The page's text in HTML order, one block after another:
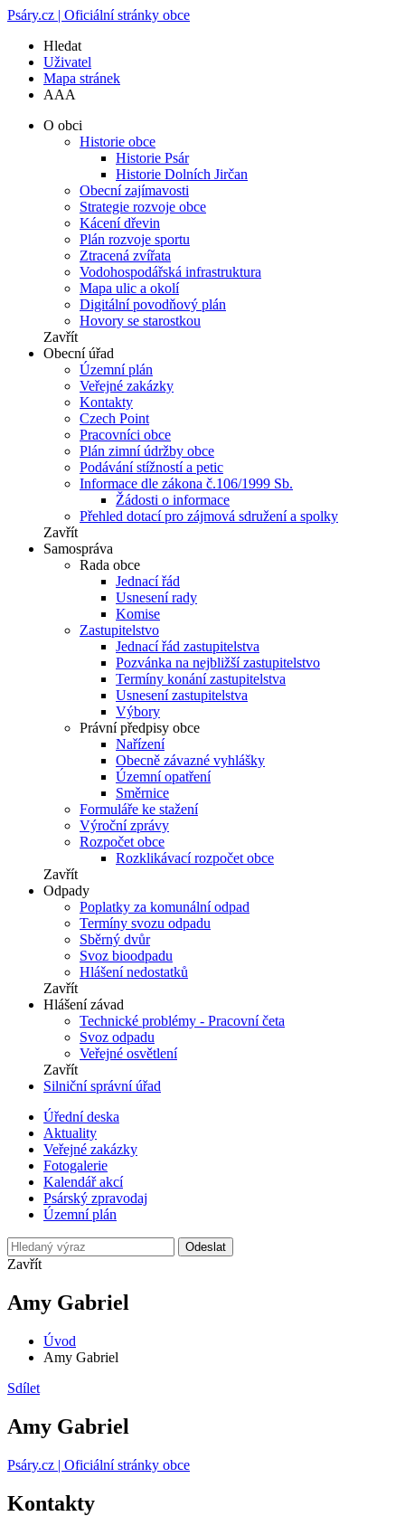
Psáry.cz | Oficiální stránky obce
Hledat
Uživatel
Mapa stránek
AAA
O obci
Historie obce
Historie Psár
Historie Dolních Jirčan
Obecní zajímavosti
Strategie rozvoje obce
Kácení dřevin
Plán rozvoje sportu
Ztracená zvířata
Vodohospodářská infrastruktura
Mapa ulic a okolí
Digitální povodňový plán
Hovory se starostkou
Zavřít
Obecní úřad
Územní plán
Veřejné zakázky
Kontakty
Czech Point
Pracovníci obce
Plán zimní údržby obce
Podávání stížností a petic
Informace dle zákona č.106/1999 Sb.
Žádosti o informace
Přehled dotací pro zájmová sdružení a spolky
Zavřít
Samospráva
Rada obce
Jednací řád
Usnesení rady
Komise
Zastupitelstvo
Jednací řád zastupitelstva
Pozvánka na nejbližší zastupitelstvo
Termíny konání zastupitelstva
Usnesení zastupitelstva
Výbory
Právní předpisy obce
Nařízení
Obecně závazné vyhlášky
Územní opatření
Směrnice
Formuláře ke stažení
Výroční zprávy
Rozpočet obce
Rozklikávací rozpočet obce
Zavřít
Odpady
Poplatky za komunální odpad
Termíny svozu odpadu
Sběrný dvůr
Svoz bioodpadu
Hlášení nedostatků
Zavřít
Hlášení závad
Technické problémy - Pracovní četa
Svoz odpadu
Veřejné osvětlení
Zavřít
Silniční správní úřad
Úřední deska
Aktuality
Veřejné zakázky
Fotogalerie
Kalendář akcí
Psárský zpravodaj
Územní plán
Odeslat
Zavřít
Amy Gabriel
Úvod
Amy Gabriel
Sdílet
Amy Gabriel
Psáry.cz | Oficiální stránky obce
Kontakty